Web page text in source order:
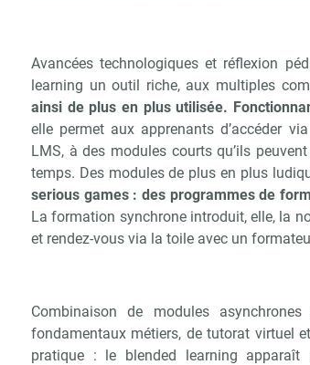
Avancées technologiques et réflexion
learning un outil riche, aux multiples
ainsi de plus en plus utilisée.
elle permet aux apprenants d’accéder
LMS, à des modules courts qu’ils
temps. Des modules de plus en plus
serious games : des programmes de
La formation synchrone introduit, elle, la
et rendez-vous via la toile avec un
Combinaison de modules
fondamentaux métiers, de tutorat virtuel
pratique : le blended learning